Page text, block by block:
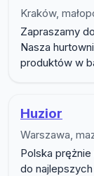
Kraków,
Zapraszamy
Nasza
produktów w
Huzior
Warszawa,
Polska
do